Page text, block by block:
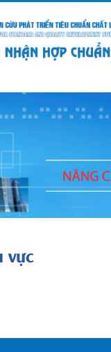
vực